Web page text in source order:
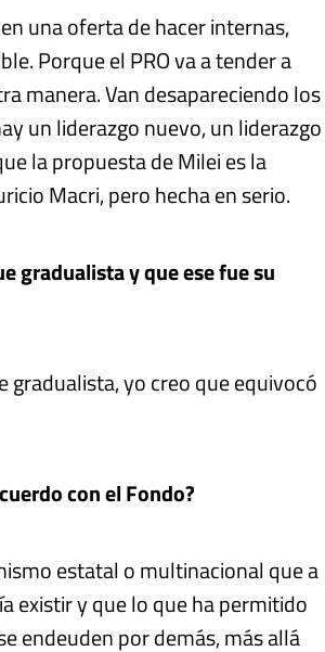
una oferta de hacer internas,
Porque el PRO va a tender a
manera. Van desapareciendo los
un liderazgo nuevo, un liderazgo
la propuesta de Milei es la
Macri, pero hecha en serio.
gradualista y que ese fue su
gradualista, yo creo que equivocó
con el Fondo?
estatal o multinacional que a
existir y que lo que ha permitido
endeuden por demás, más allá